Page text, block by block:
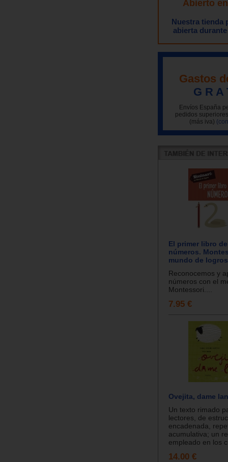
Abierto
Nuestra tienda
abierta
Gastos
G R A
Envíos España
pedidos
(más iva)
El primer libro
números.
mundo de
Reconocemos y
números con el
Montessori....
7.95 €
Ovejita, dame
Un texto rimado
lectores, de
encadenada,
acumulativa; un
empleado en los
14.00 €